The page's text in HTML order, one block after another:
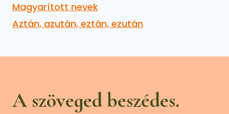
Magyarított nevek
Aztán, azután, eztán, ezután
A szöveged beszédes.